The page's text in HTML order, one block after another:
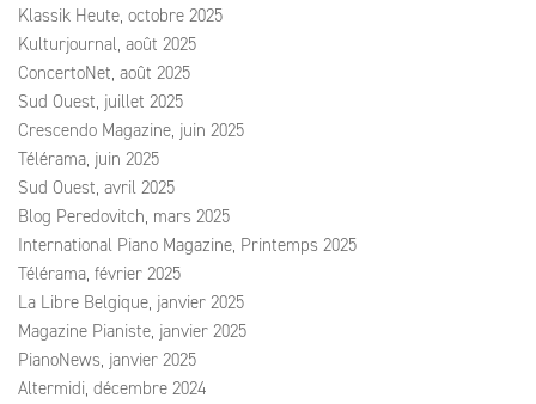
Klassik Heute, octobre 2025
Kulturjournal, août 2025
ConcertoNet, août 2025
Sud Ouest, juillet 2025
Crescendo Magazine, juin 2025
Télérama, juin 2025
Sud Ouest, avril 2025
Blog Peredovitch, mars 2025
International Piano Magazine, Printemps 2025
Télérama, février 2025
La Libre Belgique, janvier 2025
Magazine Pianiste, janvier 2025
PianoNews, janvier 2025
Altermidi, décembre 2024